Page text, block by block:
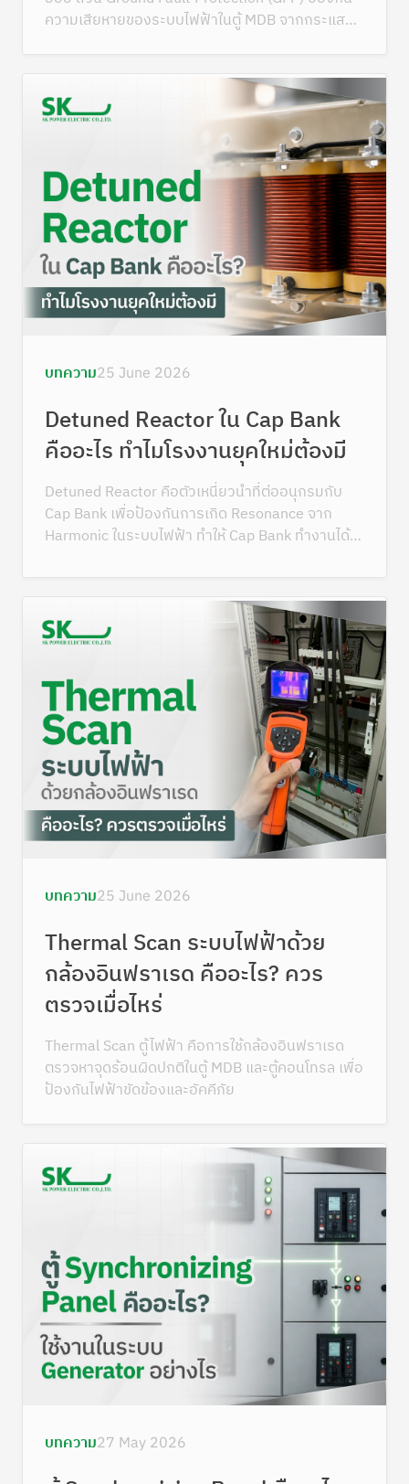
ความเสียหายของระบบไฟฟ้าในตู้ MDB จากกระแสรั่ว
บทความ25 June 2026
Detuned Reactor ใน Cap Bank
คืออะไร ทำไมโรงงานยุคใหม่ต้องมี
Detuned Reactor คือตัวเหนี่ยวนำที่ต่ออนุกรมกับ
Cap Bank เพื่อป้องกันการเกิด Resonance จาก
Harmonic ในระบบไฟฟ้า ทำให้ Cap Bank ทำงานได้
บทความ25 June 2026
Thermal Scan ระบบไฟฟ้าด้วย
กล้องอินฟราเรด คืออะไร? ควร
ตรวจเมื่อไหร่
Thermal Scan ตู้ไฟฟ้า คือการใช้กล้องอินฟราเรด
ตรวจหาจุดร้อนผิดปกติในตู้ MDB และตู้คอนโทรล เพื่อ
ป้องกันไฟฟ้าขัดข้องและอัคคีภัย
บทความ27 May 2026